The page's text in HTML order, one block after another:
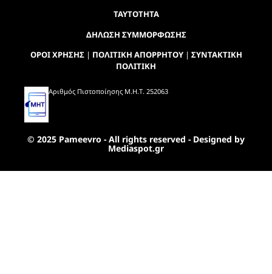
ΤΑΥΤΟΤΗΤΑ
ΔΗΛΩΣΗ ΣΥΜΜΟΡΦΩΣΗΣ
ΟΡΟΙ ΧΡΗΣΗΣ| ΠΟΛΙΤΙΚΗ ΑΠΟΡΡΗΤΟΥ| ΣΥΝΤΑΚΤΙΚΗ
ΠΟΛΙΤΙΚΗ
Αριθμός Πιστοποίησης Μ.Η.Τ. 252063
© 2025 Pameevro - All rights reserved - Designed by
Mediaspot.gr